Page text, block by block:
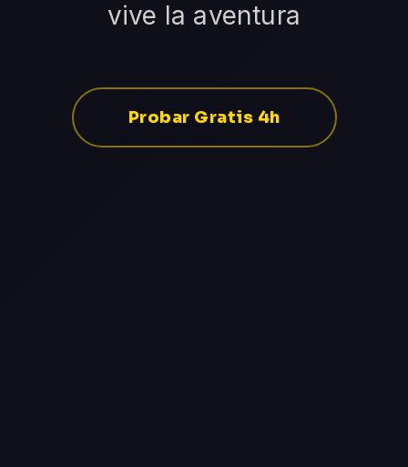
vive la aventura
Probar Gratis 4h